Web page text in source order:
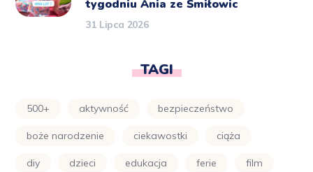
tygodniu Ania ze Śmiłowic
31 Lipca 2026
TAGI
500+ aktywność bezpieczeństwo
boże narodzenie ciekawostki ciąża
diy dzieci edukacja ferie film